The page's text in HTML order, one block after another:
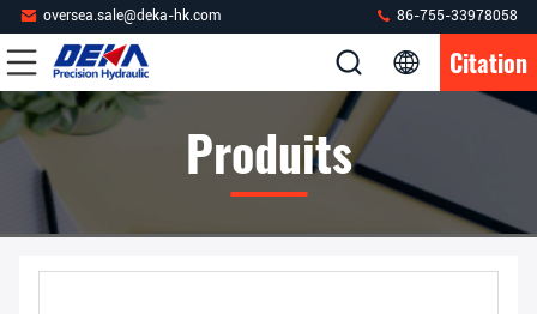
oversea.sale@deka-hk.com 86-755-33978058
Citation
Produits